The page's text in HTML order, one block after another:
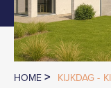
HOME > KIJKDAG -